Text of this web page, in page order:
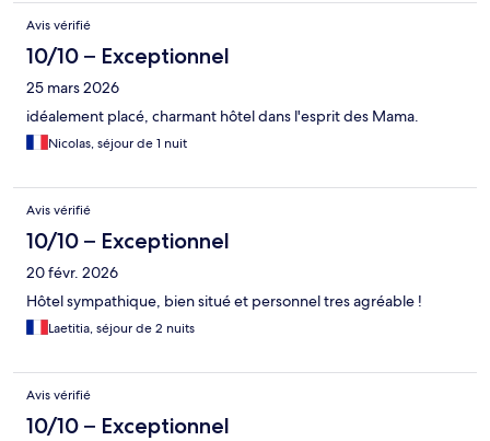
Avis vérifié
10/10 – Exceptionnel
25 mars 2026
idéalement placé, charmant hôtel dans l'esprit des Mama.
Nicolas, séjour de 1 nuit
Avis vérifié
10/10 – Exceptionnel
20 févr. 2026
Hôtel sympathique, bien situé et personnel tres agréable !
Laetitia, séjour de 2 nuits
Avis vérifié
10/10 – Exceptionnel